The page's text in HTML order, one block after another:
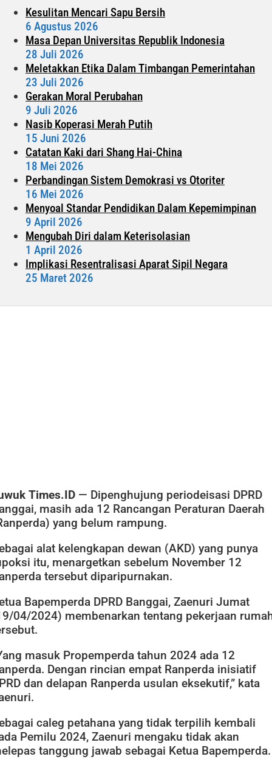
Kesulitan Mencari Sapu Bersih
6 Agustus 2026
Masa Depan Universitas Republik Indonesia
28 Juli 2026
Meletakkan Etika Dalam Timbangan Pemerintahan
23 Juli 2026
Gerakan Moral Perubahan
9 Juli 2026
Nasib Koperasi Merah Putih
15 Juni 2026
Catatan Kaki dari Shang Hai-China
18 Mei 2026
Perbandingan Sistem Demokrasi vs Otoriter
16 Mei 2026
Menyoal Standar Pendidikan Dalam Kepemimpinan
9 April 2026
Mengubah Diri dalam Keterisolasian
1 April 2026
Implikasi Resentralisasi Aparat Sipil Negara
25 Maret 2026
Times.ID — Dipenghujung periodeisasi DPRD
masih ada 12 Rancangan Peraturan Daerah
yang belum rampung.
alat kelengkapan dewan (AKD) yang punya
itu, menargetkan sebelum November 12
tersebut diparipurnakan.
Bapemperda DPRD Banggai, Zaenuri Jumat
04/2024) membenarkan tentang pekerjaan
masuk Propemperda tahun 2024 ada 12
Dengan rincian empat Ranperda inisiatif
dan delapan Ranperda usulan eksekutif,” kata
caleg petahana yang tidak terpilih kembali
Pemilu 2024, Zaenuri mengaku tidak akan
tanggung jawab sebagai Ketua Bapemperda.